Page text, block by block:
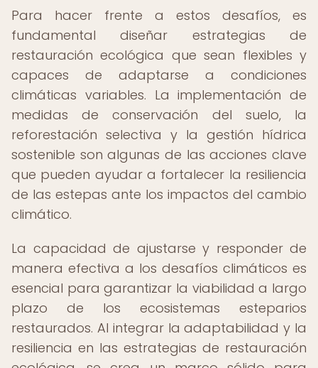
Para hacer frente a estos desafíos, es
fundamental diseñar estrategias de
restauración ecológica que sean flexibles y
capaces de adaptarse a condiciones
climáticas variables. La implementación de
medidas de conservación del suelo, la
reforestación selectiva y la gestión hídrica
sostenible son algunas de las acciones clave
que pueden ayudar a fortalecer la resiliencia
de las estepas ante los impactos del cambio
climático.
La capacidad de ajustarse y responder de
manera efectiva a los desafíos climáticos es
esencial para garantizar la viabilidad a largo
plazo de los ecosistemas esteparios
restaurados. Al integrar la adaptabilidad y la
resiliencia en las estrategias de restauración